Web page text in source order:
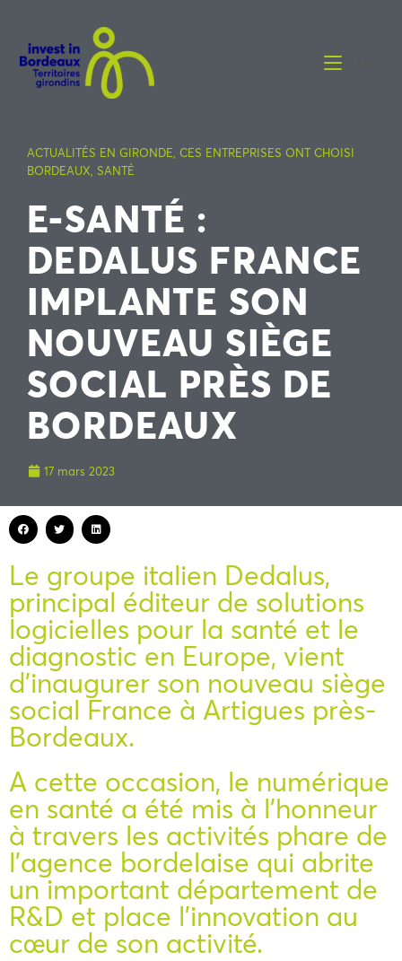
ACTUALITÉS EN GIRONDE, CES ENTREPRISES ONT CHOISI
BORDEAUX, SANTÉ
E-SANTÉ :
DEDALUS FRANCE
IMPLANTE SON
NOUVEAU SIÈGE
SOCIAL PRÈS DE
BORDEAUX
17 mars 2023
Le groupe italien Dedalus,
principal éditeur de solutions
logicielles pour la santé et le
diagnostic en Europe, vient
d’inaugurer son nouveau siège
social France à Artigues près-
Bordeaux.
A cette occasion, le numérique
en santé a été mis à l’honneur
à travers les activités phare de
l’agence bordelaise qui abrite
un important département de
R&D et place l’innovation au
cœur de son activité.